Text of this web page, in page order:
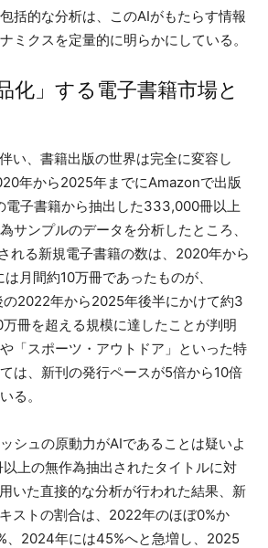
括的な分析は、このAIがもたらす情報
ミクスを定量的に明らかにしている。
化」する電子書籍市場と
い、書籍出版の世界は完全に変容し
年から2025年までにAmazonで出版
電子書籍から抽出した333,000冊以上
サンプルのデータを分析したところ、
れる新規電子書籍の数は、2020年から
月間約10万冊であったものが、
2022年から2025年後半にかけて約3
冊を超える規模に達したことが判明
「スポーツ・アウトドア」といった特
は、新刊の発行ペースが5倍から10倍
る。
シュの原動力がAIであることは疑いよ
上の無作為抽出されたタイトルに対
いた直接的な分析が行われた結果、新
ストの割合は、2022年のほぼ0%か
、2024年には45%へと急増し、2025